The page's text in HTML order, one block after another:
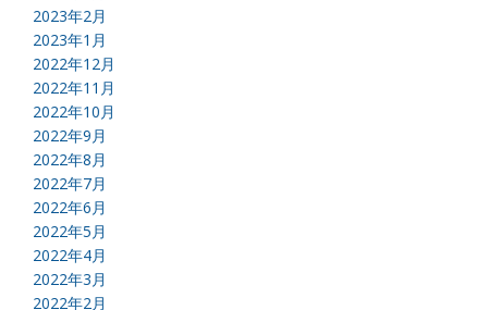
2023年2月
2023年1月
2022年12月
2022年11月
2022年10月
2022年9月
2022年8月
2022年7月
2022年6月
2022年5月
2022年4月
2022年3月
2022年2月